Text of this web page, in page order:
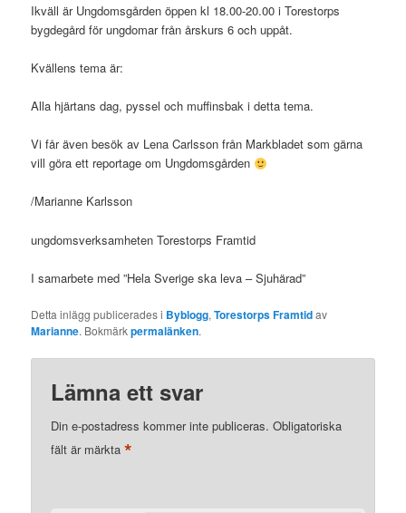
Ikväll är Ungdomsgården öppen kl 18.00-20.00 i Torestorps
bygdegård för ungdomar från årskurs 6 och uppåt.
Kvällens tema är:
Alla hjärtans dag, pyssel och muffinsbak i detta tema.
Vi får även besök av Lena Carlsson från Markbladet som gärna
vill göra ett reportage om Ungdomsgården
/Marianne Karlsson
ungdomsverksamheten Torestorps Framtid
I samarbete med ”Hela Sverige ska leva – Sjuhärad”
Detta inlägg publicerades i Byblogg,Torestorps Framtidav
Marianne. Bokmärkpermalänken.
Lämna ett svar
Din e-postadress kommer inte publiceras. Obligatoriska
fält är märkta*